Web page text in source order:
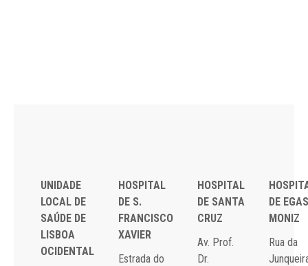
UNIDADE
LOCAL DE
SAÚDE DE
LISBOA
OCIDENTAL
HOSPITAL
DE S.
FRANCISCO
XAVIER
Estrada do
HOSPITAL
DE SANTA
CRUZ
Av. Prof.
Dr.
DE EGAS
MONIZ
Rua da